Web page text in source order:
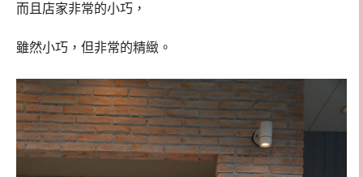
而且店家非常的小巧，
雖然小巧，但非常的精緻。